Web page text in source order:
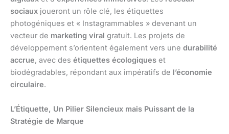
sociaux joueront un rôle clé, les étiquettes
photogéniques et « Instagrammables » devenant un
vecteur de marketing viral gratuit. Les projets de
développement s’orientent également vers une durabilité
accrue, avec des étiquettes écologiques et
biodégradables, répondant aux impératifs de l’économie
circulaire.
L’Étiquette, Un Pilier Silencieux mais Puissant de la
Stratégie de Marque